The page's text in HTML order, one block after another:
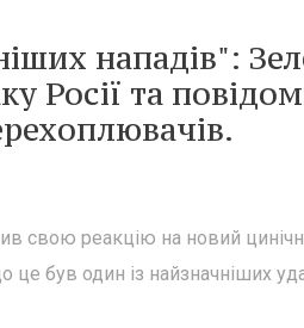
нападів":
Росії та
свою реакцію на новий
це був один із найзначніших